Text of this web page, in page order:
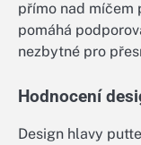
přímo nad míčem
pomáhá
nezbytné pro
Hodnocení
Design hlavy